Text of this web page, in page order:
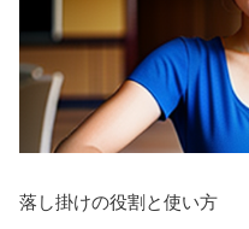
落し掛けの役割と使い方